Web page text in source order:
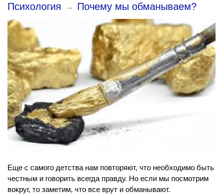
Психология → Почему мы обманываем?
Еще с самого детства нам повторяют, что необходимо быть
честным и говорить всегда правду. Но если мы посмотрим
вокруг, то заметим, что все врут и обманывают.